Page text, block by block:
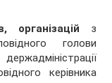
організацій з
голови
керівника